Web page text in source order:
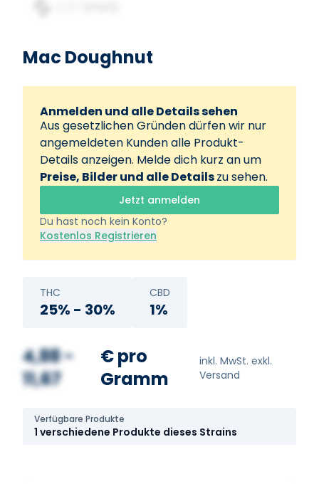
Mac Doughnut
Anmelden und alle Details sehen
Aus gesetzlichen Gründen dürfen wir nur
angemeldeten Kunden alle Produkt-
Details anzeigen. Melde dich kurz an um
Preise, Bilder und alle Detailszu sehen.
Jetzt anmelden
Du hast noch kein Konto?
Kostenlos Registrieren
THC
25% - 30%
CBD
1%
4,88 -
11,67
€ pro
Gramm
inkl. MwSt. exkl.
Versand
Verfügbare Produkte
1 verschiedene Produkte dieses Strains